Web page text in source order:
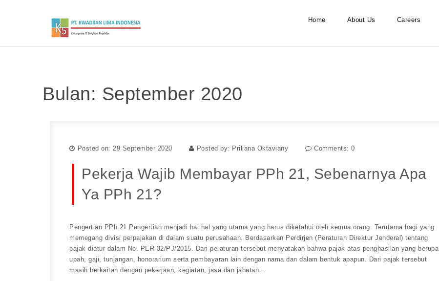
Home About Us Careers
Bulan: September 2020
Posted on: 29 September 2020 Posted by: Priliana Oktaviany Comments: 0
Pekerja Wajib Membayar PPh 21, Sebenarnya Apa
Ya PPh 21?
Pengertian PPh 21 Pengertian menjadi hal hal yang utama yang harus diketahui oleh semua orang. Terutama bagi yang
memegang divisi perpajakan di dalam suatu perusahaan. Berdasarkan Perdirjen (Peraturan Direktur Jenderal) tentang
pajak diatur dalam No. PER-32/PJ/2015. Dari peraturan tersebut menyatakan bahwa pajak atas penghasilan yang berupa
upah, gaji, tunjangan, honorarium serta pembayaran lain dengan nama dan dalam bentuk apapun. Dari pajak tersebut
masih berkaitan dengan pekerjaan, kegiatan, jasa dan jabatan…